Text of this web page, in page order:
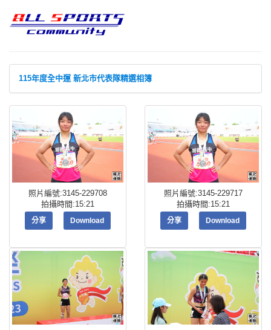
115年度全中運 新北市代表隊精選相簿
照片編號:3145-229708
拍攝時間:15:21
分享 Download
照片編號:3145-229717
拍攝時間:15:21
分享 Download